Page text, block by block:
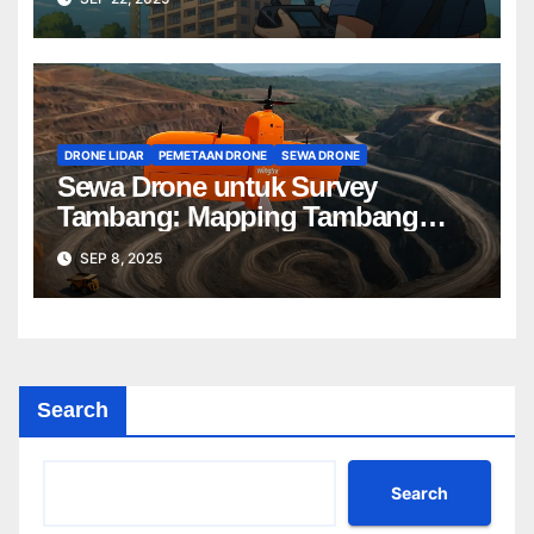
DRONE LIDAR PEMETAAN DRONE SEWA DRONE
Sewa Drone untuk Survey
Tambang: Mapping Tambang
Profesional Lebih Cepat & Akurat
SEP 8, 2025
Search
Search